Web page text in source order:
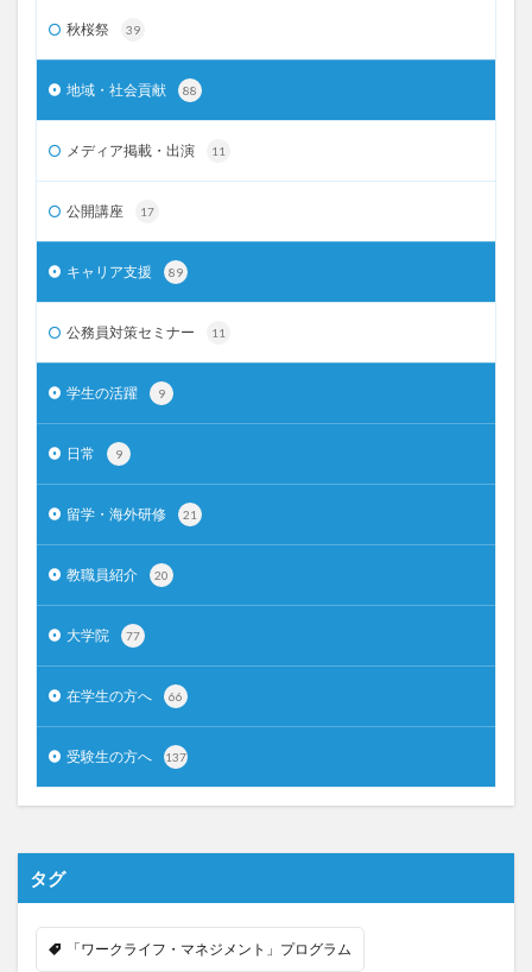
秋桜祭 39
地域・社会貢献 88
メディア掲載・出演 11
公開講座 17
キャリア支援 89
公務員対策セミナー 11
学生の活躍 9
日常 9
留学・海外研修 21
教職員紹介 20
大学院 77
在学生の方へ 66
受験生の方へ 137
タグ
「ワークライフ・マネジメント」プログラム